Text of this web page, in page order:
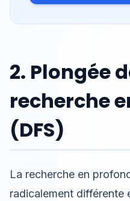
2. Plongée
recherche
(DFS)
La recherche en
radicalement différente